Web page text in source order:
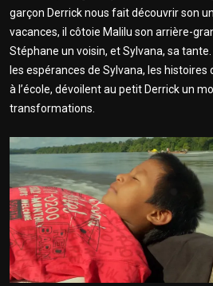
garçon Derrick nous fait découvrir son
vacances, il côtoie Malilu son arrière-
Stéphane un voisin, et Sylvana, sa
les espérances de Sylvana, les
à l’école, dévoilent au petit Derrick un
transformations.